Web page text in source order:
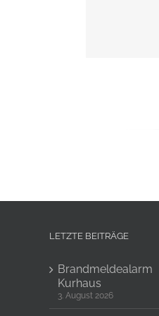
LETZTE BEITRÄGE
Brandmeldealarm
Kurhaus
3. August 2026